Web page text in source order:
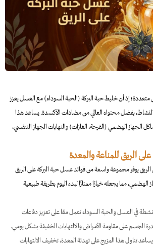
متعددة؛ إذ أن خليط حبة البركة (الحبة السوداء) مع العسل يعزز
، بفضل محتواه العالي من مضادات الأكسدة. يساعد هذا
الهضمي (القرحة، الغازات) والتهابات الجهاز التنفسي،
الريق للمناعة والمعدة
يوفر مجموعة واسعة من فوائد عسل حبة البركة على الريق
الهضمي، مما يجعله خيارًا ممتازًا لبدء اليوم بطريقة طبيعية
في العسل والحبة السوداء تعمل معًا على تعزيز دفاعات
الجسم على مقاومة الأمراض والالتهابات الخفيفة بشكل يومي.
تناول هذا المزيج على تهدئة المعدة، تخفيف الالتهابات